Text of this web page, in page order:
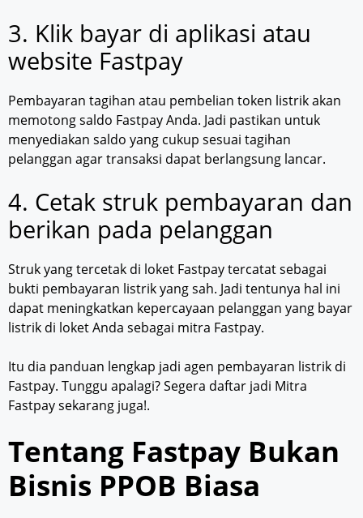
3. Klik bayar di aplikasi atau
website Fastpay
Pembayaran tagihan atau pembelian token listrik akan
memotong saldo Fastpay Anda. Jadi pastikan untuk
menyediakan saldo yang cukup sesuai tagihan
pelanggan agar transaksi dapat berlangsung lancar.
4. Cetak struk pembayaran dan
berikan pada pelanggan
Struk yang tercetak di loket Fastpay tercatat sebagai
bukti pembayaran listrik yang sah. Jadi tentunya hal ini
dapat meningkatkan kepercayaan pelanggan yang bayar
listrik di loket Anda sebagai mitra Fastpay.
Itu dia panduan lengkap jadi agen pembayaran listrik di
Fastpay. Tunggu apalagi? Segera daftar jadi Mitra
Fastpay sekarang juga!.
Tentang Fastpay Bukan
Bisnis PPOB Biasa